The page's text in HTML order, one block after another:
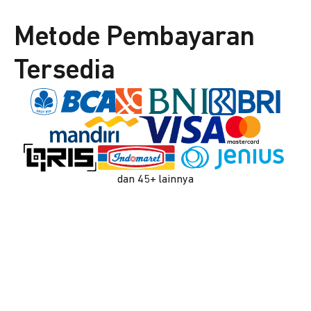
Metode Pembayaran
Tersedia
dan 45+ lainnya